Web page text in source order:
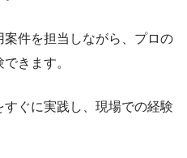
件を担当しながら、プロの
きます。
ぐに実践し、現場での経験